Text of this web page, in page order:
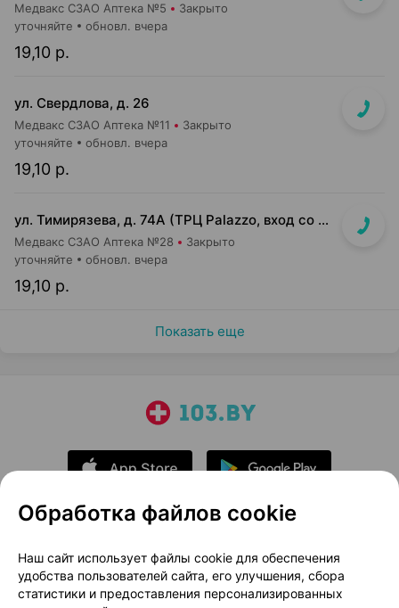
Медвакс СЗАО Аптека №5 Закрыто
19,10 р.
уточняйте обновл. вчера
ул. Свердлова, д. 26
Медвакс СЗАО Аптека №11 Закрыто
19,10 р.
уточняйте обновл. вчера
ул. Тимирязева, д. 74А (ТРЦ Palazzo, вход со стороны ул. Тимирязева)
Медвакс СЗАО Аптека №28 Закрыто
19,10 р.
уточняйте обновл. вчера
Показать еще
О проекте
Новости проекта
Размещение рекламы
Медицинский маркетинг
Обработка файлов cookie
Наш сайт использует файлы cookie для обеспечения
удобства пользователей сайта, его улучшения, сбора
статистики и предоставления персонализированных